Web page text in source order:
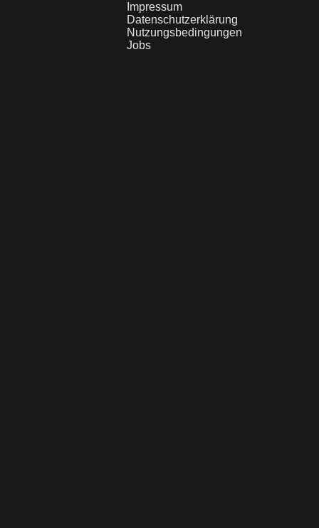
Impressum
Datenschutzerklärung
Nutzungsbedingungen
Jobs